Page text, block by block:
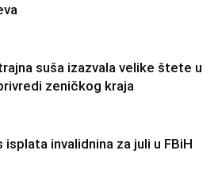
suša izazvala velike štete u
zeničkog kraja
isplata invalidnina za juli u FBiH